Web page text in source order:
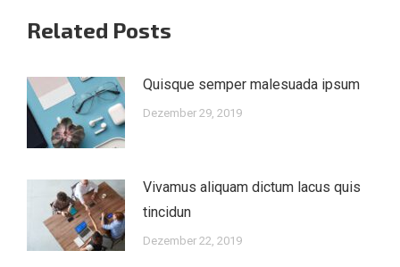
Related Posts
Quisque semper malesuada ipsum
Dezember 29, 2019
Vivamus aliquam dictum lacus quis
tincidun
Dezember 22, 2019